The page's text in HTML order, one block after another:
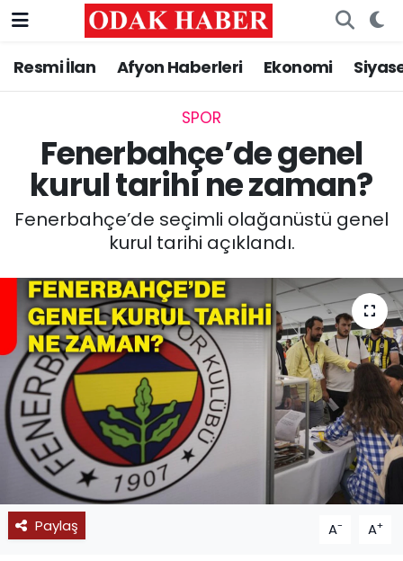
Resmi İlan Afyon Haberleri Ekonomi
SPOR
Fenerbahçe’de genel
kurul tarihi ne zaman?
Fenerbahçe’de seçimli olağanüstü genel
kurul tarihi açıklandı.
Paylaş A- A+
AFYONKARAHİSAR HABERLERİ
ASAYİŞ
SİYASET
EĞİTİM
MAGAZİN
SAĞLIK
SPOR
11:11 MANŞET
Nöbetçi Eczaneler
Trafik Durumu
Tüm Manşetler
Son Dakika Haberleri
Haber Arşivi